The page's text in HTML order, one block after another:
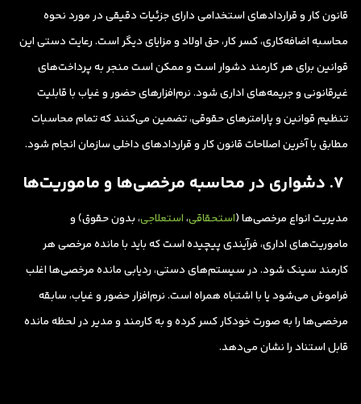
قانون کار و قراردادهای استخدامی دارای جزئیات دقیقی در مورد نحوه
محاسبه اضافه‌کاری، کسر کار، حق اولاد و مزایای دیگر است. رعایت دستی این
قوانین برای هر کارمند دشوار است و ممکن است منجر به پرداخت‌های
غیرقانونی و جریمه‌های اداری شود. نرم‌افزارهای حضور و غیاب با قابلیت
تنظیم قوانین و پارامترهای حقوقی، تضمین می‌کنند که تمام محاسبات
مطابق با آخرین اصلاحات قانون کار و قراردادهای داخلی سازمان انجام شود.
مدیریت انواع مرخصی‌ها (استحقاقی،استعلاجی، بدون حقوق) و
ماموریت‌های اداری، فرآیندی پیچیده است که باید با مانده مرخصی هر
کارمند سینک شود. در سیستم‌های دستی، ردیابی مانده مرخصی‌ها اغلب
فراموش می‌شود یا با اشتباه همراه است. نرم‌افزار حضور و غیاب، سابقه
مرخصی‌ها را به صورت خودکار کسر کرده و به کارمند و مدیر در لحظه مانده
قابل استناد را نشان می‌دهد.